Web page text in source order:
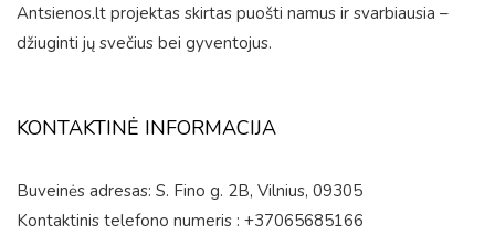
Antsienos.lt projektas skirtas puošti namus ir svarbiausia –
džiuginti jų svečius bei gyventojus.
KONTAKTINĖ INFORMACIJA
Buveinės adresas: S. Fino g. 2B, Vilnius, 09305
Kontaktinis telefono numeris : +37065685166